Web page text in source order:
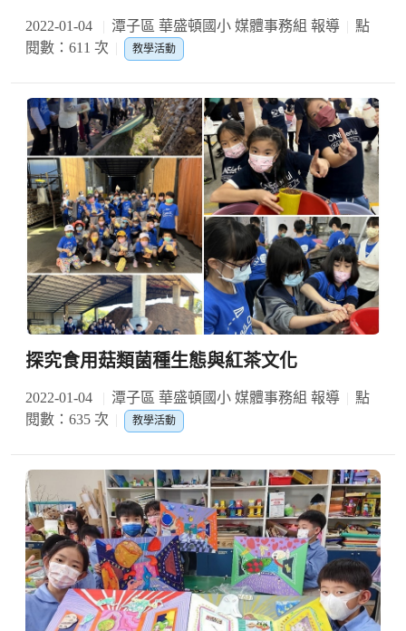
2022-01-04 潭子區 華盛頓國小 媒體事務組 報導
點
閱數：611 次
教學活動
探究食用菇類菌種生態與紅茶文化
2022-01-04 潭子區 華盛頓國小 媒體事務組 報導
點
閱數：635 次
教學活動